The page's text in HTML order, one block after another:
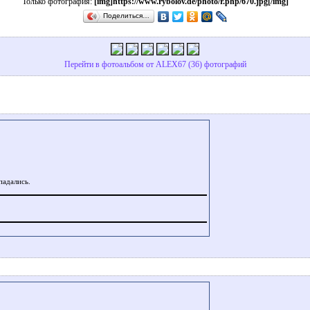
Поделиться…
Перейти в фотоальбом от ALEX67 (36) фотографий